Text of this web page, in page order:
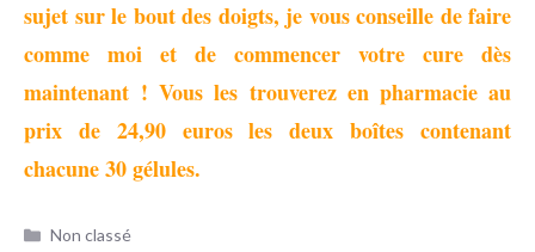
sujet sur le bout des doigts, je vous conseille de faire
comme moi et de commencer votre cure dès
maintenant ! Vous les trouverez en pharmacie au
prix de 24,90 euros les deux boîtes contenant
chacune 30 gélules.
Catégories
Non classé